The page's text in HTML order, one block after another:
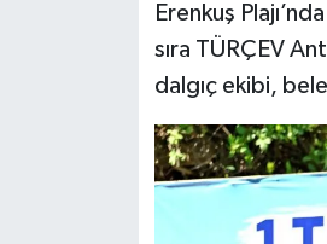
Erenkuş
sıra TÜRÇEV
dalgıç ekibi,